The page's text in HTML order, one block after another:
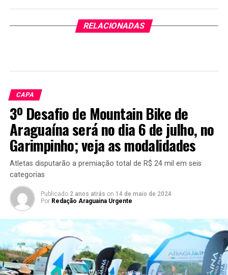
RELACIONADAS
CAPA
3º Desafio de Mountain Bike de
Araguaína será no dia 6 de julho, no
Garimpinho; veja as modalidades
Atletas disputarão a premiação total de R$ 24 mil em seis
categorias
Publicado 2 anos atrás on 14 de maio de 2024
Por Redação Araguaina Urgente